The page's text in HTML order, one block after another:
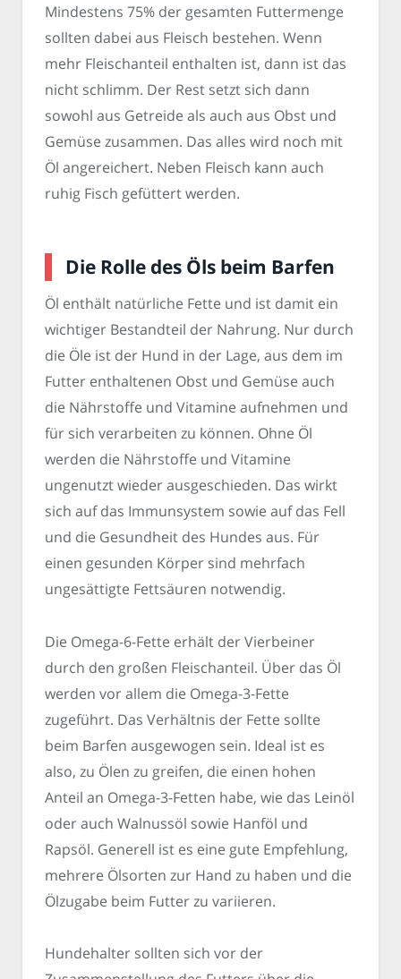
Mindestens 75% der gesamten Futtermenge
sollten dabei aus Fleisch bestehen. Wenn
mehr Fleischanteil enthalten ist, dann ist das
nicht schlimm. Der Rest setzt sich dann
sowohl aus Getreide als auch aus Obst und
Gemüse zusammen. Das alles wird noch mit
Öl angereichert. Neben Fleisch kann auch
ruhig Fisch gefüttert werden.
Die Rolle des Öls beim Barfen
Öl enthält natürliche Fette und ist damit ein
wichtiger Bestandteil der Nahrung. Nur durch
die Öle ist der Hund in der Lage, aus dem im
Futter enthaltenen Obst und Gemüse auch
die Nährstoffe und Vitamine aufnehmen und
für sich verarbeiten zu können. Ohne Öl
werden die Nährstoffe und Vitamine
ungenutzt wieder ausgeschieden. Das wirkt
sich auf das Immunsystem sowie auf das Fell
und die Gesundheit des Hundes aus. Für
einen gesunden Körper sind mehrfach
ungesättigte Fettsäuren notwendig.
Die Omega-6-Fette erhält der Vierbeiner
durch den großen Fleischanteil. Über das Öl
werden vor allem die Omega-3-Fette
zugeführt. Das Verhältnis der Fette sollte
beim Barfen ausgewogen sein. Ideal ist es
also, zu Ölen zu greifen, die einen hohen
Anteil an Omega-3-Fetten habe, wie das Leinöl
oder auch Walnussöl sowie Hanföl und
Rapsöl. Generell ist es eine gute Empfehlung,
mehrere Ölsorten zur Hand zu haben und die
Ölzugabe beim Futter zu variieren.
Hundehalter sollten sich vor der